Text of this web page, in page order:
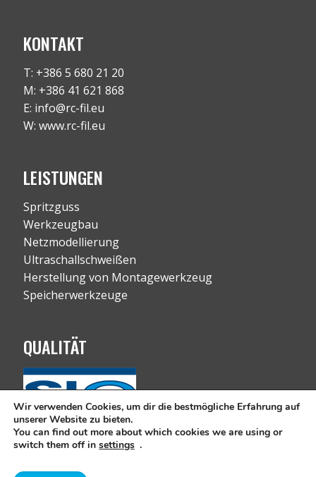
KONTAKT
T: +386 5 680 21 20
M: +386 41 621 868
E: info@rc-fil.eu
W: www.rc-fil.eu
LEISTUNGEN
Spritzguss
Werkzeugbau
Netzmodellierung
Ultraschallschweißen
Herstellung von Montagewerkzeug
Speicherwerkzeuge
QUALITÄT
Urheberrechte © Alle Rechte vorbehalten 2019 RC-
Wir verwenden Cookies, um dir die bestmögliche Erfahrung auf
unserer Website zu bieten.
You can find out more about which cookies we are using or
switch them off in settings .